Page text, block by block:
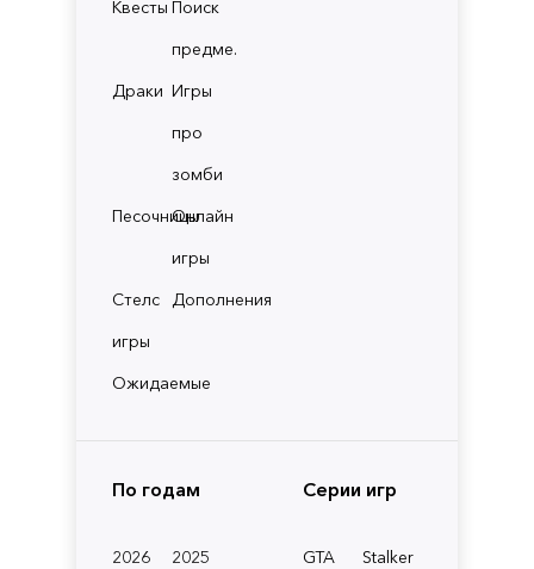
Квесты Поиск
предме.
Драки Игры
про
зомби
ПесочницыОнлайн
игры
Стелс
игры
Дополнения
Ожидаемые
По годам
2026
2025
Серии игр
GTA
Stalker